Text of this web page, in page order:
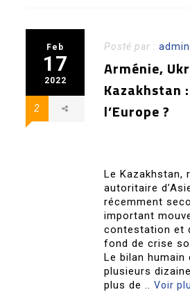
Feb
17
2022
2
Posté par :admin
Arménie,
Kazakhstan
l’Europe ?
Le Kazakhstan,
autoritaire
récemment
important
contestation et
fond de crise
Le bilan humain
plusieurs
plus de ..Voir